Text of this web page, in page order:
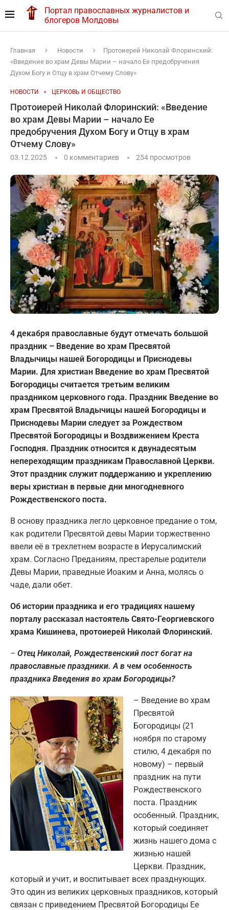
Портал православных журналистов и
блогеров Молдовы
Главная Новости
Протоиерей Николай Флоринский:
«Введение во храм Девы Марии – начало Ее предобручения
Духом Богу и Отцу в храм Отчему Слову»
НОВОСТИ ЦЕРКОВЬ И ОБЩЕСТВО
Протоиерей Николай Флоринский: «Введение
во храм Девы Марии – начало Ее
предобручения Духом Богу и Отцу в храм
Отчему Слову»
03.12.2025 0 комментариев 254 просмотров
4 декабря православные будут отмечать большой
праздник – Введение во храм Пресвятой
Владычицы нашей Богородицы и Приснодевы
Марии. Для христиан Введение во храм Пресвятой
Богородицы считается третьим великим
праздником церковного года. Праздник Введение во
храм Пресвятой Владычицы нашей Богородицы и
Приснодевы Марии следует за Рождеством
Пресвятой Богородицы и Воздвижением Креста
Господня. Праздник относится к двунадесятым
непереходящим праздникам Православной Церкви.
Этот праздник служит поддержанию и укреплению
веры христиан в первые дни многодневного
Рождественского поста.
В основу праздника легло церковное предание о том,
как родители Пресвятой девы Марии торжественно
ввели её в трехлетнем возрасте в Иерусалимский
храм. Согласно Преданиям, престарелые родители
Девы Марии, праведные Иоаким и Анна, молясь о
чаде, дали обет.
Об истории праздника и его традициях нашему
порталу рассказал настоятель Свято-Георгиевского
храма Кишинева, протоиерей Николай Флоринский.
– Отец Николай, Рождественский пост богат на
православные праздники. А в чем особенность
праздника Введения во храм Богородицы?
– Введение во храм
Пресвятой
Богородицы (21
ноября по старому
стилю, 4 декабря по
новому) – первый
праздник на пути
Рождественского
поста. Праздник
особенный. Праздник,
который соединяет
жизнь нашего дома с
жизнью нашей
Церкви. Праздник,
который и учит, и воспитывает всех празднующих.
Это один из великих церковных праздников, который
связан с приведением Пресвятой Богородицы Ее